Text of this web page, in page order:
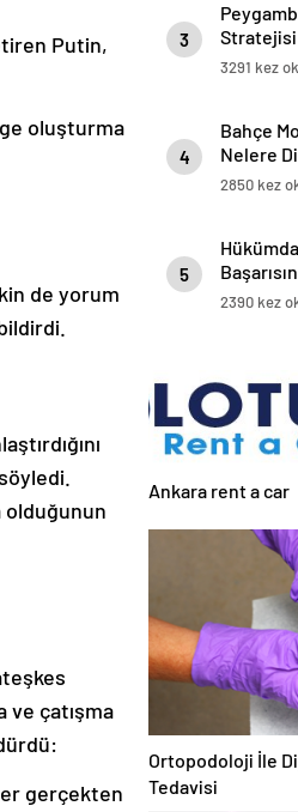
Putin,
oluşturma
de yorum
olduğunun
ve çatışma
gerçekten
3
Stratejisi
3291 kez
4
Bahçe
Nelere
2850 kez
5
2390 kez
Ankara rent a car
Ortopodoloji İle
Tedavisi